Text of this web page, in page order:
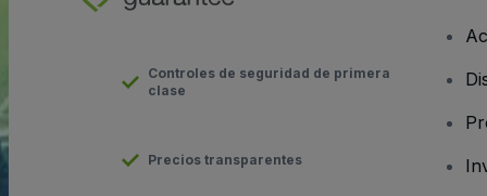
Controles de seguridad de primera
clase
Precios transparentes